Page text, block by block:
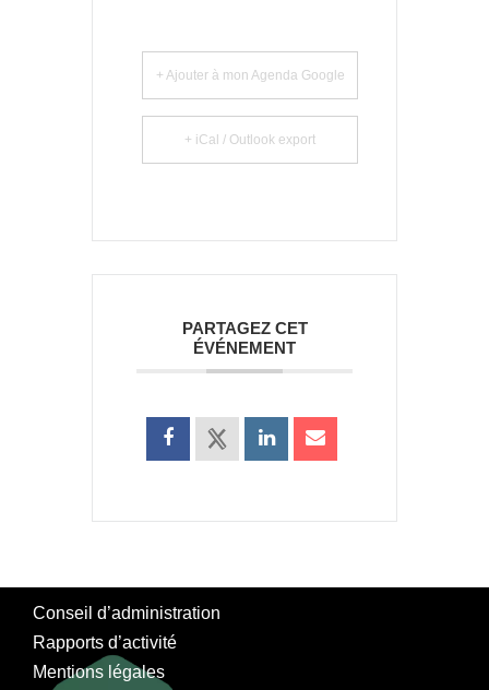
+ Ajouter à mon Agenda Google
+ iCal / Outlook export
PARTAGEZ CET
ÉVÉNEMENT
Conseil d’administration
Rapports d’activité
Mentions légales